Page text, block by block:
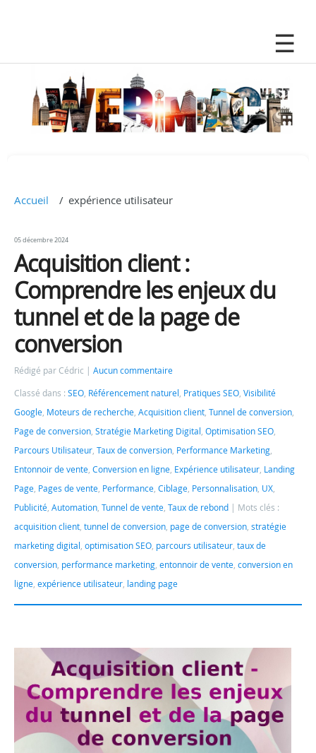
Accueil expérience utilisateur
05 décembre 2024
Acquisition client :
Comprendre les enjeux du
tunnel et de la page de
conversion
Rédigé par Cédric Aucun commentaire
Classé dans : SEO, Référencement naturel , Pratiques SEO, Visibilité
Google, Moteurs de recherche, Acquisition client, Tunnel de conversion,
Page de conversion, Stratégie Marketing Digital , Optimisation SEO,
Parcours Utilisateur, Taux de conversion, Performance Marketing,
Entonnoir de vente, Conversion en ligne, Expérience utilisateur, Landing
Page, Pages de vente, Performance, Ciblage, Personnalisation, UX,
Publicité, Automation, Tunnel de vente, Taux de rebond
Mots clés :
acquisition client, tunnel de conversion, page de conversion, stratégie
marketing digital , optimisation SEO, parcours utilisateur, taux de
conversion, performance marketing, entonnoir de vente, conversion en
ligne, expérience utilisateur, landing page